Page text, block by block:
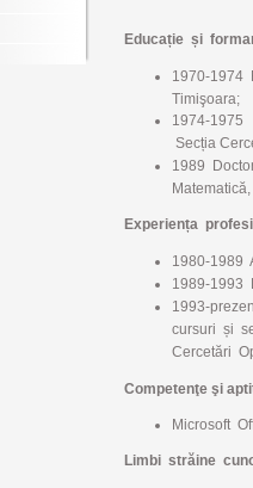
Educație și
1970-1974
Timişoara;
1974-1975
Secția
1989
Experiența
1980-1989
1989-1993
1993-
cursuri și
Cercetări
Competenţe şi
Microsoft
Limbi străine